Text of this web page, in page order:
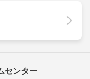
センター